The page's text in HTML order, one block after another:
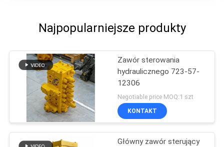
Najpopularniejsze produkty
Zawór sterowania
hydraulicznego 723-57-
12306
Negotiable price MOQ:1 szt
KONTAKT
Główny zawór sterujący